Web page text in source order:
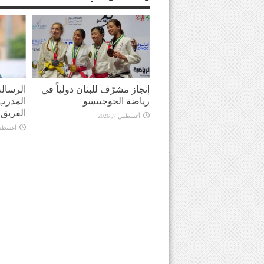
إنجاز مشرّف للبنان دولياً في
رياضة الجوجيتسو
أغسطس 7, 2026
الفريق
أغسطس